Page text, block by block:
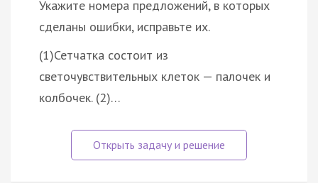
Укажите номера предложений, в которых
сделаны ошибки, исправьте их.
(1)Сетчатка состоит из
светочувствительных клеток — палочек и
колбочек. (2)…